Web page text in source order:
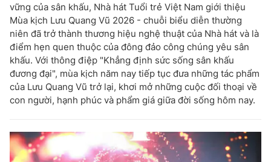
vững của sân khấu, Nhà hát Tuổi trẻ Việt Nam giới thiệu
Mùa kịch Lưu Quang Vũ 2026 - chuỗi biểu diễn thường
niên đã trở thành thương hiệu nghệ thuật của Nhà hát và là
điểm hẹn quen thuộc của đông đảo công chúng yêu sân
khấu. Với thông điệp "Khẳng định sức sống sân khấu
đương đại", mùa kịch năm nay tiếp tục đưa những tác phẩm
của Lưu Quang Vũ trở lại, khơi mở những cuộc đối thoại về
con người, hạnh phúc và phẩm giá giữa đời sống hôm nay.